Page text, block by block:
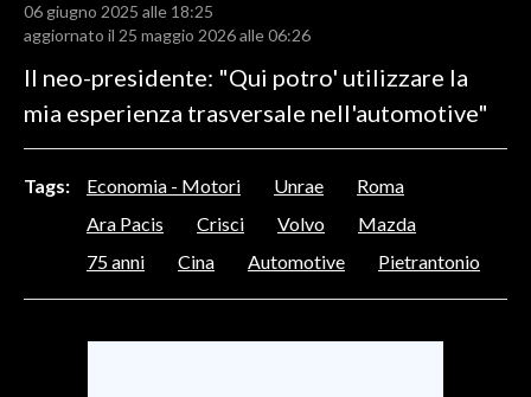
RISULTATI E CLASSIFICHE
CALCIO REGIONALE
BASKET
MOTORI
ALTRI SPORT
06 giugno 2025 alle 18:25
aggiornato il 25 maggio 2026 alle 06:26
Il neo-presidente: "Qui potro' utilizzare la
mia esperienza trasversale nell'automotive"
Tags: Economia - Motori Unrae
Roma
Ara Pacis
Crisci Volvo
Mazda
75 anni
Cina Automotive Pietrantonio